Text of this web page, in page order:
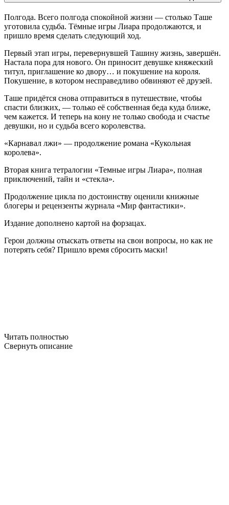
Полгода. Всего полгода спокойной жизни — столько Таше
уготовила судьба. Тёмные игры Лиара продолжаются, и
пришло время сделать следующий ход.
Первый этап игры, перевернувшей Ташину жизнь, завершён.
Настала пора для нового. Он приносит девушке княжеский
титул, приглашение ко двору… и покушение на короля.
Покушение, в котором несправедливо обвиняют её друзей.
Таше придётся снова отправиться в путешествие, чтобы
спасти близких, — только её собственная беда куда ближе,
чем кажется. И теперь на кону не только свобода и счастье
девушки, но и судьба всего королевства.
«Карнавал лжи» — продолжение романа «Кукольная
королева».
Вторая книга тетралогии «Темные игры Лиара», полная
приключений, тайн и «стекла».
Продолжение цикла по достоинству оценили книжные
блогеры и рецензенты журнала «Мир фантастики».
Издание дополнено картой на форзацах.
Герои должны отыскать ответы на свои вопросы, но как не
потерять себя? Пришло время сбросить маски!
Читать полностью
Свернуть описание